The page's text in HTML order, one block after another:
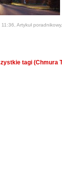
Artykuł poradnikowy,
tagi (Chmura